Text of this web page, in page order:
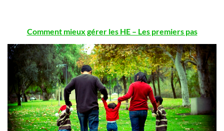
Comment mieux gérer les HE – Les premiers pas